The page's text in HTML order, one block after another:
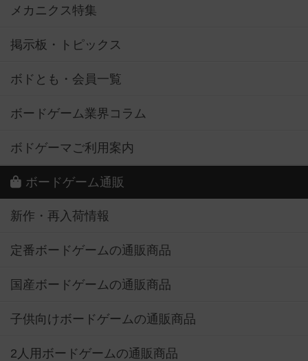
メカニクス特集
掲示板・トピックス
ボドとも・会員一覧
ボードゲーム業界コラム
ボドゲーマご利用案内
ボードゲーム通販
新作・再入荷情報
定番ボードゲームの通販商品
国産ボードゲームの通販商品
子供向けボードゲームの通販商品
2人用ボードゲームの通販商品